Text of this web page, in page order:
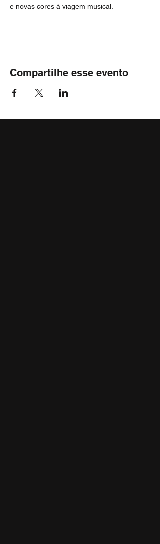
e novas cores à viagem musical.
Compartilhe esse evento